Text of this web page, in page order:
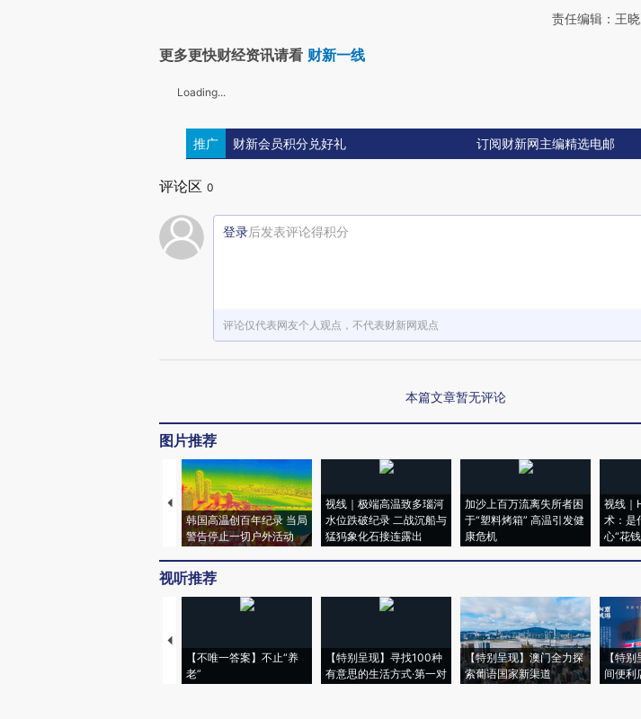
责任编辑：王
更多更快财经资讯请看 财新一线
Loading...
推广 财新会员积分兑好礼 订阅财新网主编精选电邮
评论区 0
登录后发表评论得积分
评论仅代表网友个人观点，不代表财新网观点
本篇文章暂无评论
图片推荐
韩国高温创百年纪录 当局
警告停止一切户外活动
视线｜极端高温致多瑙河
水位跌破纪录 二战沉船与
猛犸象化石接连露出
加沙上百万流离失所者困
于“塑料烤箱” 高温引发健
康危机
视线｜
术：是
心“花
视听推荐
【不唯一答案】不止“养
老”
【特别呈现】寻找100种
有意思的生活方式·第一对
【特别呈现】澳门全力探
索葡语国家新渠道
【特
间便利